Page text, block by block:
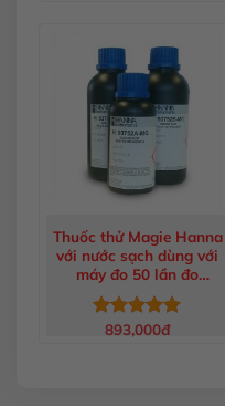
sao
Thuốc thử Magie Hanna
với nước sạch dùng với
máy đo 50 lần đo
HI937520-01
Được xếp
893,000đ